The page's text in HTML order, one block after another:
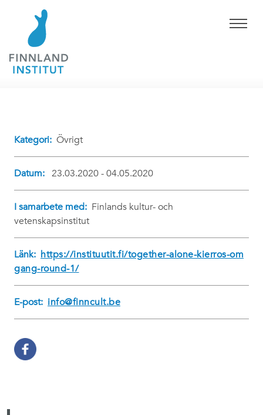
Kategori: Övrigt
Datum: 23.03.2020 - 04.05.2020
I samarbete med: Finlands kultur- och
vetenskapsinstitut
Länk: https://instituutit.fi/together-alone-kierros-om
gang-round-1/
E-post: info@finncult.be